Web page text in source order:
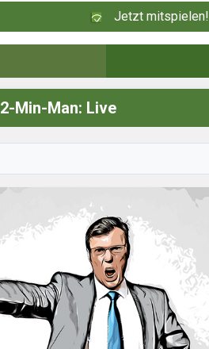
Jetzt mitspielen!
2-Min-Man: Live